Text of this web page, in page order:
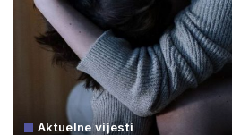
Aktuelne vijesti